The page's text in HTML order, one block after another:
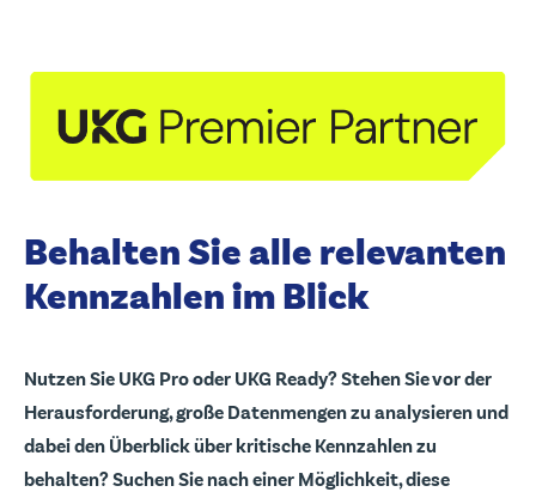
Behalten Sie alle relevanten
Kennzahlen im Blick
Nutzen Sie UKG Pro oder UKG Ready? Stehen Sie vor der
Herausforderung, große Datenmengen zu analysieren und
dabei den Überblick über kritische Kennzahlen zu
behalten? Suchen Sie nach einer Möglichkeit, diese